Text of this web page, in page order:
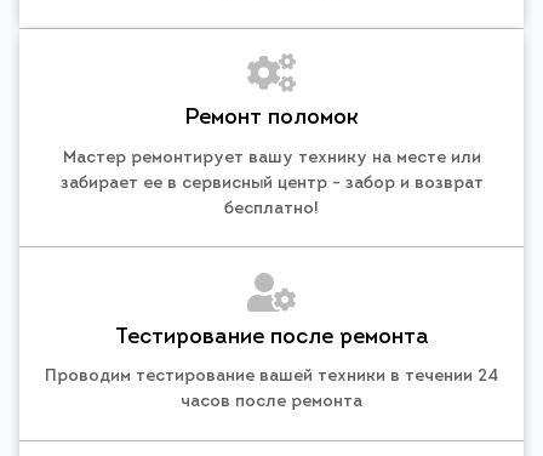
Ремонт поломок
Мастер ремонтирует вашу технику на месте или
забирает ее в сервисный центр - забор и возврат
бесплатно!
Тестирование после ремонта
Проводим тестирование вашей техники в течении 24
часов после ремонта